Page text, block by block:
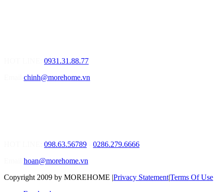
0931.31.88.77
chinh@morehome.vn
098.63.56789
0286.279.6666
hoan@morehome.vn
Copyright 2009 by MOREHOME |Privacy Statement|Terms Of Use